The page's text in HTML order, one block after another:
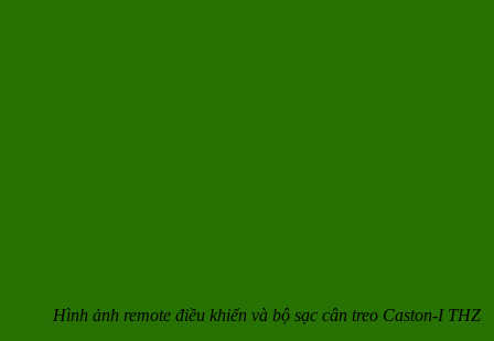
Hình ảnh remote điều khiển và bộ sạc cân treo Caston-I THZ